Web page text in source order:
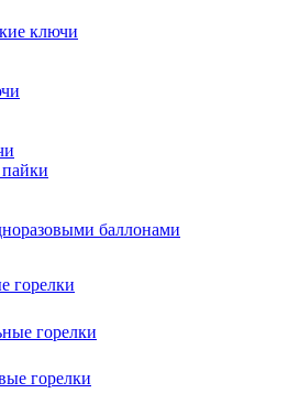
ключи
баллонами
горелки
горелки
горелки